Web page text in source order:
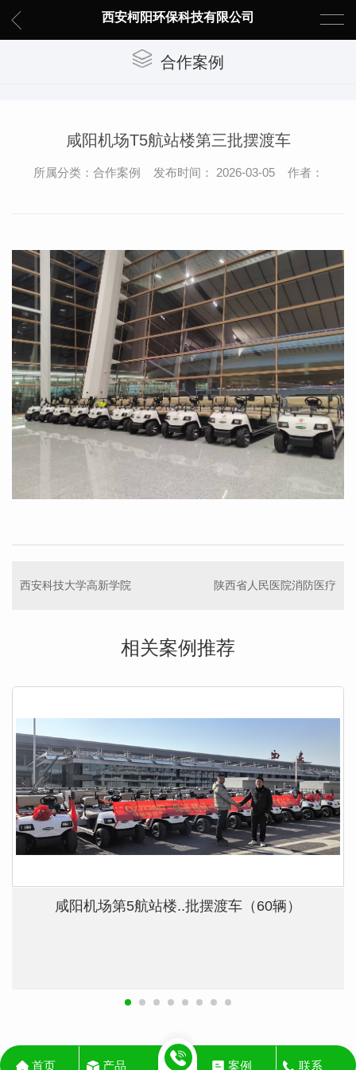
西安柯阳环保科技有限公司
合作案例
咸阳机场T5航站楼第三批摆渡车
所属分类：合作案例 发布时间： 2026-03-05 作者：
西安科技大学高新学院 陕西省人民医院消防医疗
相关案例推荐
咸阳机场第5航站楼..批摆渡车（60辆）
首页 产品 案例 联系